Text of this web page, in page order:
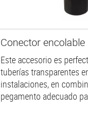
Conector encolable
Este accesorio es
tuberías transparentes
instalaciones, en
pegamento adecuado